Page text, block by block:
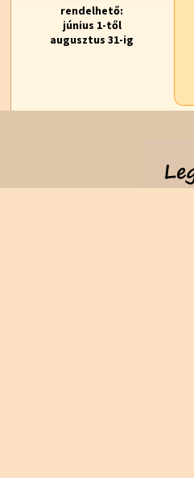
rendelhető:
június 1-től
augusztus 31-ig